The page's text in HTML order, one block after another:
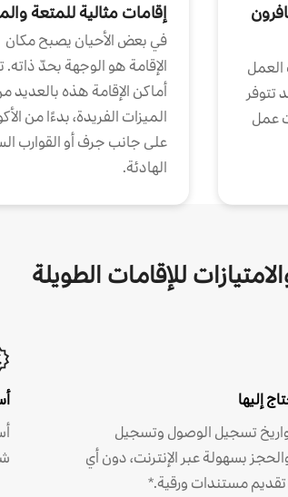
العمل
تتوفر
عمل
إقامات مثالية للمتعة
في بعض الأحيان يصبح مكان
الإقامة هو الوجهة بحدّ
أماكن الإقامة هذه بالعديد
الميزات الفريدة، بدءًا من
على جانب جرف أو القوارب
الهادئة.
للإقامات الطويلة
إليها
تسجيل الوصول وتسجيل
بسهولة عبر الإنترنت، دون أي
تقديم مستندات ورقية.*